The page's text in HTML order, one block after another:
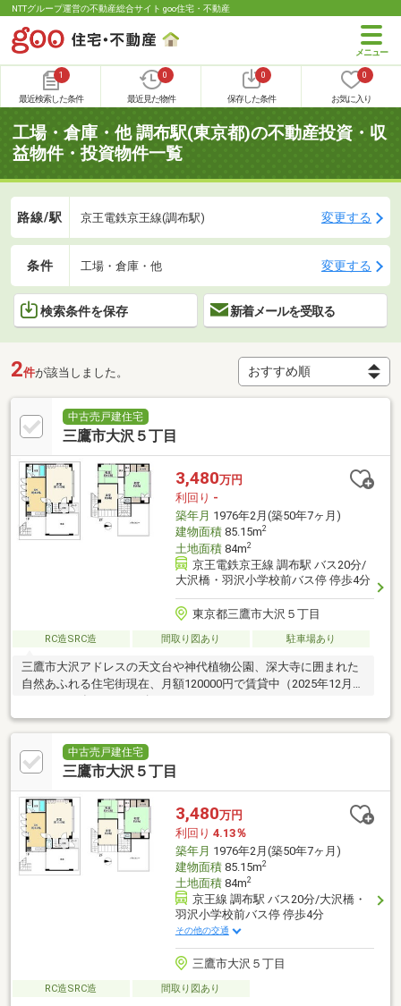
NTTグループ運営の不動産総合サイト goo住宅・不動産
1
最近検索した条件
0
最近見た物件
0
保存した条件
0
お気に入り
工場・倉庫・他 調布駅(東京都)の不動産投資・収
益物件・投資物件一覧
路線/駅 京王電鉄京王線(調布駅) 変更する
条件 工場・倉庫・他 変更する
検索条件を保存 新着メールを受取る
2件が該当しました。
中古売戸建住宅
三鷹市大沢５丁目
3,480万円
利回り -
築年月 1976年2月(築50年7ヶ月)
建物面積85.15m2
土地面積84m2
京王電鉄京王線 調布駅 バス20分/
大沢橋・羽沢小学校前バス停 停歩4分
東京都三鷹市大沢５丁目
RC造SRC造 間取り図あり 駐車場あり
三鷹市大沢アドレスの天文台や神代植物公園、深大寺に囲まれた
自然あふれる住宅街現在、月額120000円で賃貸中（2025年12月1
中古売戸建住宅
三鷹市大沢５丁目
3,480万円
利回り 4.13％
築年月 1976年2月(築50年7ヶ月)
建物面積85.15m2
土地面積84m2
京王線 調布駅 バス20分/大沢橋・
羽沢小学校前バス停 停歩4分
その他の交通
三鷹市大沢５丁目
RC造SRC造 間取り図あり